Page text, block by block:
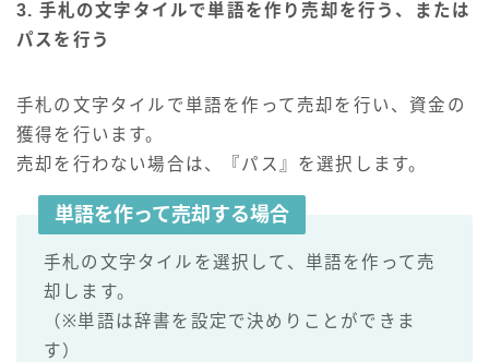
3. 手札の文字タイルで単語を作り売却を行う、または
パスを行う
手札の文字タイルで単語を作って売却を行い、資金の
獲得を行います。
売却を行わない場合は、『パス』を選択します。
単語を作って売却する場合
手札の文字タイルを選択して、単語を作って売
却します。
（※単語は辞書を設定で決めりことができま
す）